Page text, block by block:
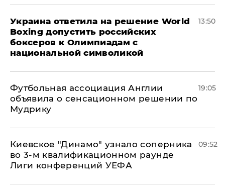
Украина ответила на решение World
Boxing допустить российских
боксеров к Олимпиадам с
национальной символикой
13:50
Футбольная ассоциация Англии
объявила о сенсационном решении по
Мудрику
19:05
Киевское "Динамо" узнало соперника
во 3-м квалификационном раунде
Лиги конференций УЕФА
09:52